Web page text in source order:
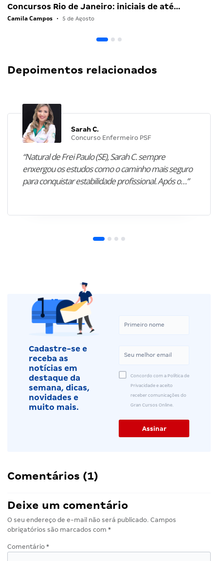
Concursos Rio de Janeiro: iniciais de até…
Camila Campos • 5 de Agosto
Depoimentos relacionados
Sarah C.
Concurso Enfermeiro PSF
“Natural de Frei Paulo (SE), Sarah C. sempre
enxergou os estudos como o caminho mais seguro
para conquistar estabilidade profissional. Após o…”
Cadastre-se e
receba as
notícias em
destaque da
semana, dicas,
novidades e
muito mais.
Concordo com a Política de
Privacidade e aceito
receber comunicações do
Gran Cursos Online.
Comentários (1)
Deixe um comentário
O seu endereço de e-mail não será publicado. Campos
obrigatórios são marcados com *
Comentário *